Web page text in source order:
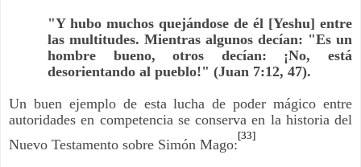
"Y hubo muchos quejándose de él [Yeshu] entre
las multitudes. Mientras algunos decían: "Es un
hombre bueno, otros decían: ¡No, está
desorientando al pueblo!" (Juan 7:12, 47).
Un buen ejemplo de esta lucha de poder mágico entre
autoridades en competencia se conserva en la historia del
Nuevo Testamento sobre Simón Mago:
[33]